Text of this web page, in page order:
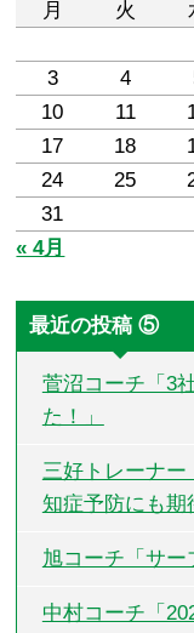
月 火
3
4
10
11
17
18
24
25
31
« 4月
最近の投稿 ⑤
菅沼コーチ「3
た！」
三好トレーナー
知症予防にも期
旭コーチ「サ
中村コーチ「